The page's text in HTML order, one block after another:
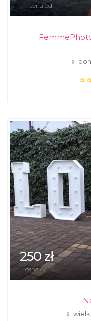
cena od
250 zł
cena od